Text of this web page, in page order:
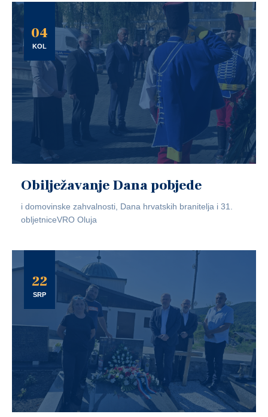
04
KOL
Obilježavanje Dana pobjede
i domovinske zahvalnosti, Dana hrvatskih branitelja i 31.
obljetniceVRO Oluja
22
SRP